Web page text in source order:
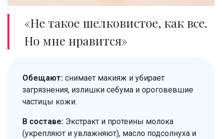
«Не такое шелковистое, как все.
Но мне нравится»
Обещают: снимает макияж и убирает
загрязнения, излишки себума и ороговевшие
частицы кожи.
В составе: Экстракт и протеины молока
(укрепляют и увлажняют), масло подсолнуха и